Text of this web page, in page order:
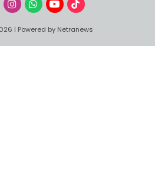
InstagramWhatsApp
YouTubeTikTok
| Powered by Netranews